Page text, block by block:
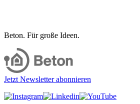
Beton. Für große Ideen.
Jetzt Newsletter abonnieren